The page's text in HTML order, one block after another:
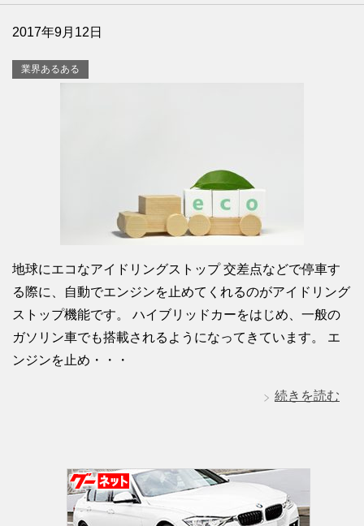
2017年9月12日
業界あるある
地球にエコなアイドリングストップ 交差点などで停車す
る際に、自動でエンジンを止めてくれるのがアイドリング
ストップ機能です。 ハイブリッドカーをはじめ、一般の
ガソリン車でも搭載されるようになってきています。 エ
ンジンを止め・・・
続きを読む